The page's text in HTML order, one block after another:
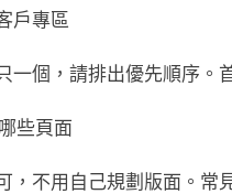
戶專區
一個，請排出優先順序。
些頁面
，不用自己規劃版面。常